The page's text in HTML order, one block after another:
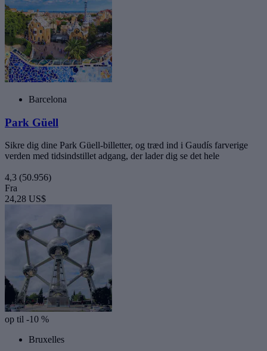
Barcelona
Park Güell
Sikre dig dine Park Güell-billetter, og træd ind i Gaudís farverige
verden med tidsindstillet adgang, der lader dig se det hele
4,3 (50.956)
Fra
24,28 US$
op til -10 %
Bruxelles